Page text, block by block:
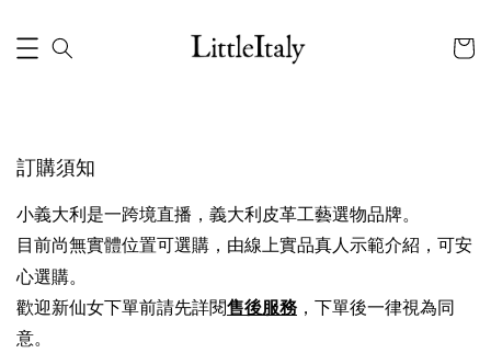
訂購須知
小義大利是一跨境直播，義大利皮革工藝選物品牌。
目前尚無實體位置可選購，由線上實品真人示範介紹，可安
心選購。
歡迎新仙女下單前請先詳閱售後服務 ，下單後一律視為同
意。